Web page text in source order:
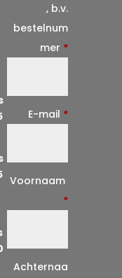
, b.v.
bestelnum
mer *
E-mail *
Voornaam
*
Achternaa